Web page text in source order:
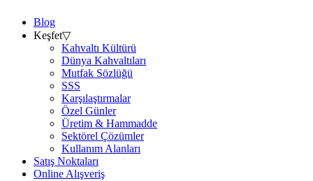
Blog
Keşfet▽
Kahvaltı Kültürü
Dünya Kahvaltıları
Mutfak Sözlüğü
SSS
Karşılaştırmalar
Özel Günler
Üretim & Hammadde
Sektörel Çözümler
Kullanım Alanları
Satış Noktaları
Online Alışveriş